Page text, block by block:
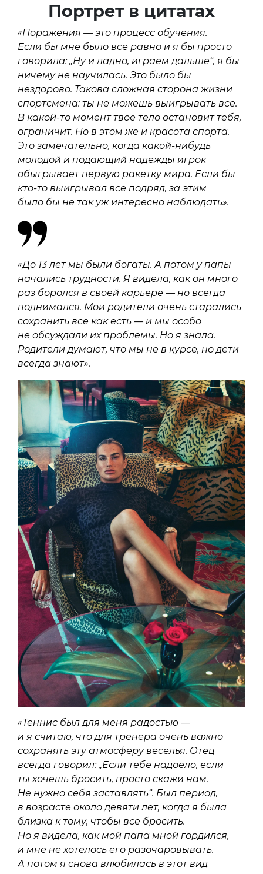
Портрет в цитатах
«Поражения — это процесс обучения.
Если бы мне было все равно и я бы просто
говорила: „Ну и ладно, играем дальше“, я бы
ничему не научилась. Это было бы
нездорово. Такова сложная сторона жизни
спортсмена: ты не можешь выигрывать все.
В какой-то момент твое тело остановит тебя,
ограничит. Но в этом же и красота спорта.
Это замечательно, когда какой-нибудь
молодой и подающий надежды игрок
обыгрывает первую ракетку мира. Если бы
кто-то выигрывал все подряд, за этим
было бы не так уж интересно наблюдать».
«До 13 лет мы были богаты. А потом у папы
начались трудности. Я видела, как он много
раз боролся в своей карьере — но всегда
поднимался. Мои родители очень старались
сохранить все как есть — и мы особо
не обсуждали их проблемы. Но я знала.
Родители думают, что мы не в курсе, но дети
всегда знают».
«Теннис был для меня радостью —
и я считаю, что для тренера очень важно
сохранять эту атмосферу веселья. Отец
всегда говорил: „Если тебе надоело, если
ты хочешь бросить, просто скажи нам.
Не нужно себя заставлять“. Был период,
в возрасте около девяти лет, когда я была
близка к тому, чтобы все бросить.
Но я видела, как мой папа мной гордился,
и мне не хотелось его разочаровывать.
А потом я снова влюбилась в этот вид